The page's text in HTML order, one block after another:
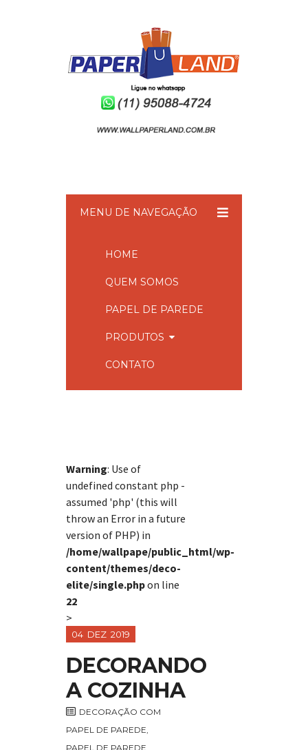
MENU DE NAVEGAÇÃO
HOME
QUEM SOMOS
PAPEL DE PAREDE
PRODUTOS
CONTATO
Warning: Use of
undefined constant php -
assumed 'php' (this will
throw an Error in a future
version of PHP) in
/home/wallpape/public_html/wp-
content/themes/deco-
elite/single.phpon line
22
>
04 DEZ 2019
DECORANDO
A COZINHA
DECORAÇÃO COM
PAPEL DE PAREDE,
PAPEL DE PAREDE